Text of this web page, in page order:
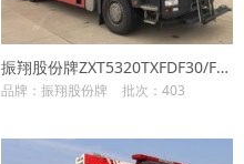
振翔股份牌ZXT5320TXFDF30/F6水带敷设消防车
品牌：振翔股份牌 批次：403